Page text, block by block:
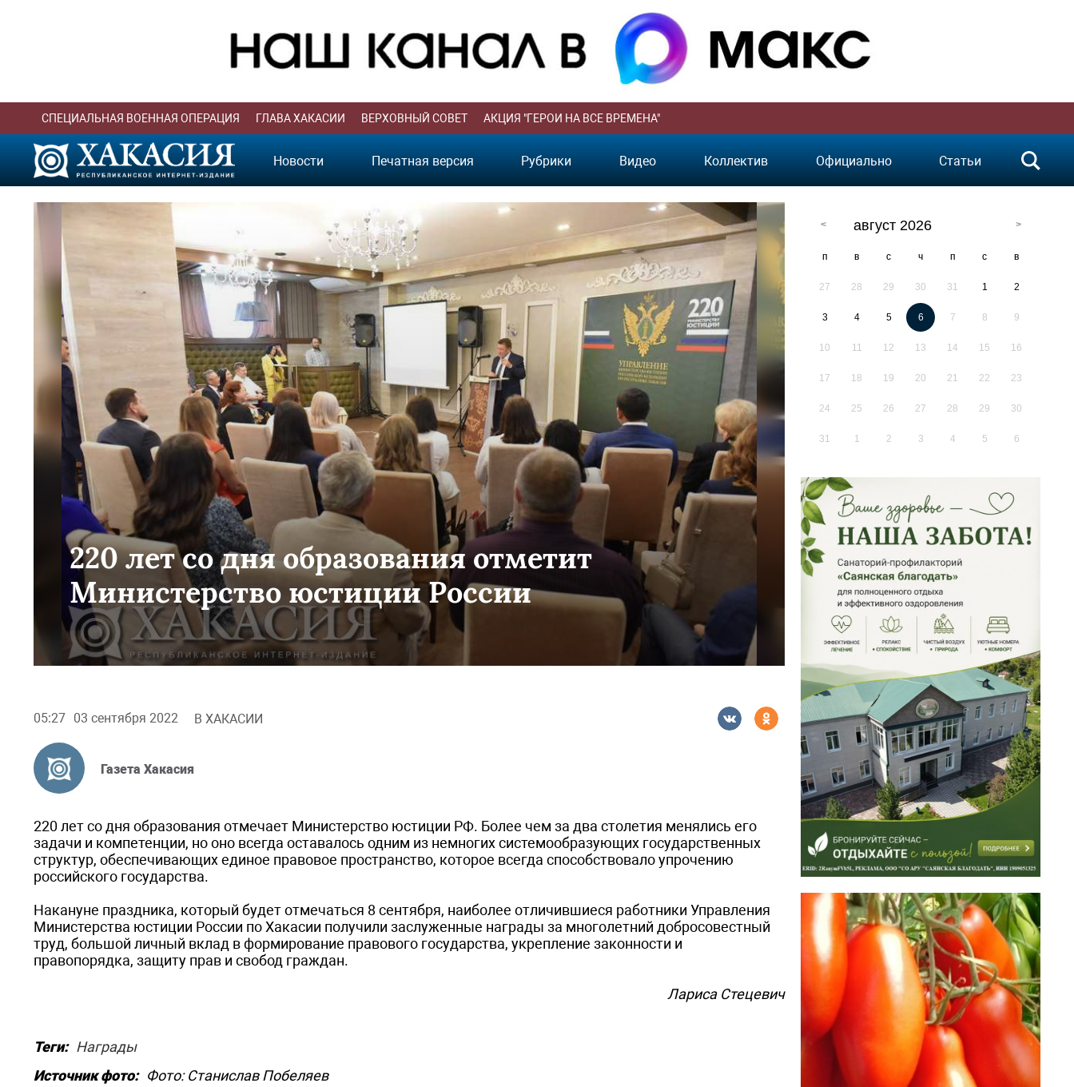
СПЕЦИАЛЬНАЯ ВОЕННАЯ ОПЕРАЦИЯ ГЛАВА ХАКАСИИ ВЕРХОВНЫЙ СОВЕТ АКЦИЯ "ГЕРОИ НА ВСЕ ВРЕМЕНА"
Новости Печатная версия Рубрики Видео Коллектив Официально Статьи
220 лет со дня образования отметит
Министерство юстиции России
05:27 03 сентября 2022 В ХАКАСИИ
Газета Хакасия
220 лет со дня образования отмечает Министерство юстиции РФ. Более чем за два столетия менялись его
задачи и компетенции, но оно всегда оставалось одним из немногих системообразующих государственных
структур, обеспечивающих единое правовое пространство, которое всегда способствовало упрочению
российского государства.
Накануне праздника, который будет отмечаться 8 сентября, наиболее отличившиеся работники Управления
Министерства юстиции России по Хакасии получили заслуженные награды за многолетний добросовестный
труд, большой личный вклад в формирование правового государства, укрепление законности и
правопорядка, защиту прав и свобод граждан.
Лариса Стецевич
Теги: Награды
Источник фото: Фото: Станислав Побеляев
август 2026
п в с ч п с в
27 28 29 30 31 1 2
3 4 5 6 7 8 9
10 11 12 13 14 15 16
17 18 19 20 21 22 23
24 25 26 27 28 29 30
31 1 2 3 4 5 6